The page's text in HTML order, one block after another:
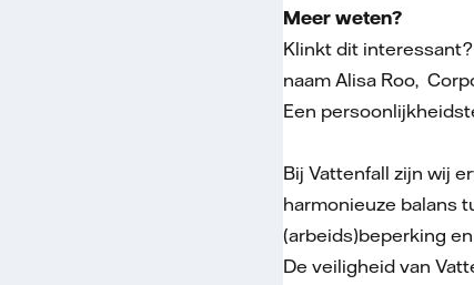
Meer weten?
Klinkt dit
naam Alisa Roo,
Een
Bij Vattenfall zijn wij
harmonieuze balans
(arbeids)beperking
De veiligheid van